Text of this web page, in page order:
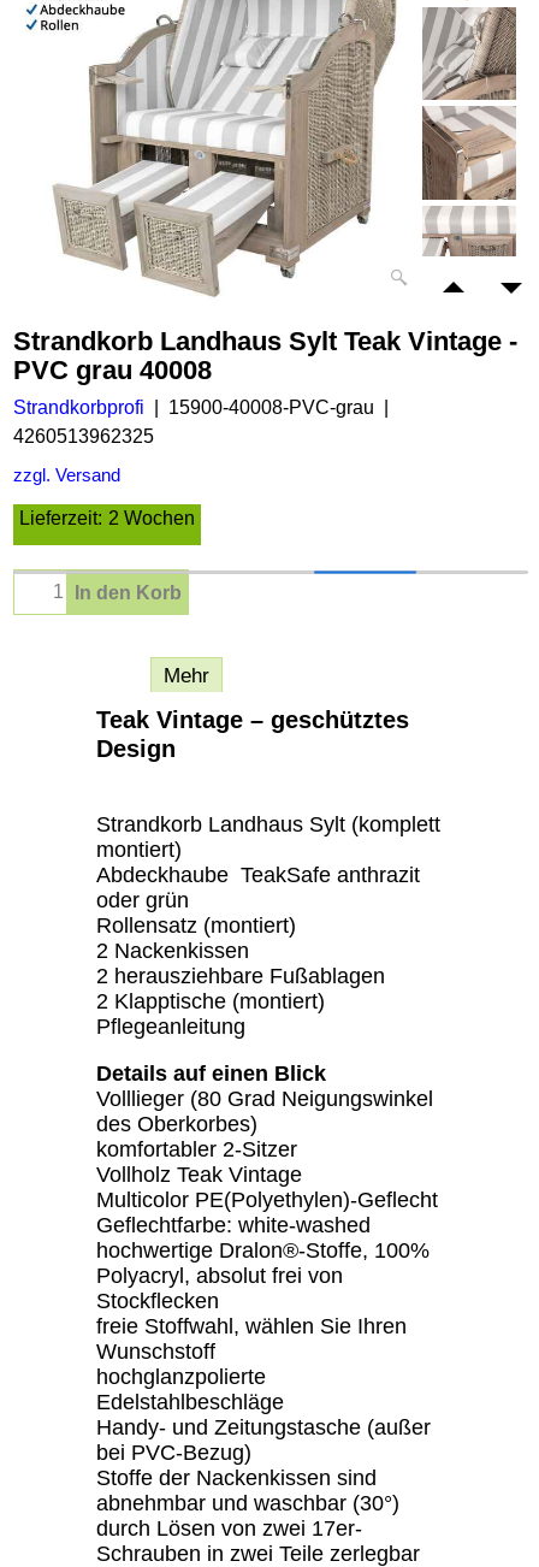
Strandkorb Landhaus Sylt Teak Vintage -
PVC grau 40008
Strandkorbprofi
15900-40008-PVC-grau
4260513962325
zzgl. Versand
Lieferzeit: 2 Wochen
In den Korb
Mehr
Teak Vintage – geschütztes
Design
Strandkorb Landhaus Sylt (komplett
montiert)
Abdeckhaube TeakSafe anthrazit
oder grün
Rollensatz (montiert)
2 Nackenkissen
2 herausziehbare Fußablagen
2 Klapptische (montiert)
Pflegeanleitung
Details auf einen Blick
Volllieger (80 Grad Neigungswinkel
des Oberkorbes)
komfortabler 2-Sitzer
Vollholz Teak Vintage
Multicolor PE(Polyethylen)-Geflecht
Geflechtfarbe: white-washed
hochwertige Dralon®-Stoffe, 100%
Polyacryl, absolut frei von
Stockflecken
freie Stoffwahl, wählen Sie Ihren
Wunschstoff
hochglanzpolierte
Edelstahlbeschläge
Handy- und Zeitungstasche (außer
bei PVC-Bezug)
Stoffe der Nackenkissen sind
abnehmbar und waschbar (30°)
durch Lösen von zwei 17er-
Schrauben in zwei Teile zerlegbar